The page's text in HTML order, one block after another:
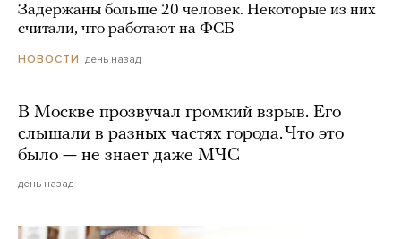
Задержаны больше 20 человек. Некоторые из них
считали, что работают на ФСБ
НОВОСТИ день назад
В Москве прозвучал громкий взрыв. Его
слышали в разных частях города. Что это
было — не знает даже МЧС
день назад